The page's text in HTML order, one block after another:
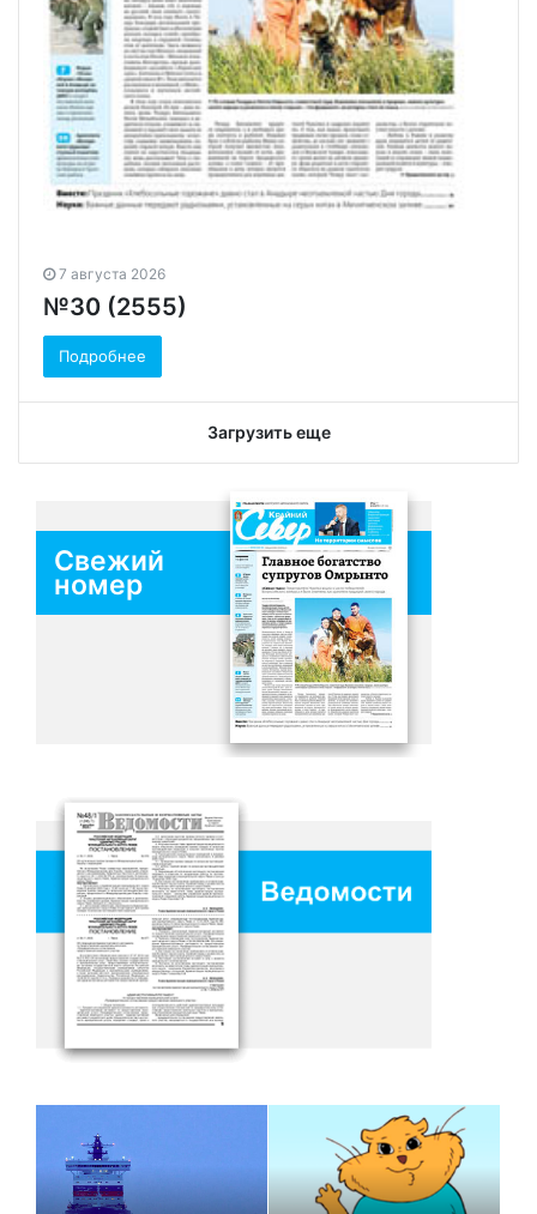
7 августа 2026
№30 (2555)
Подробнее
Загрузить еще
Свежий
номер